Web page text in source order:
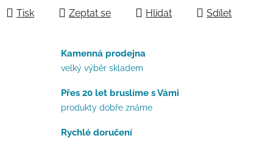
Tisk Zeptat se Hlídat Sdílet
Kamenná prodejna
velký výběr skladem
Přes 20 let bruslíme s Vámi
produkty dobře známe
Rychlé doručení